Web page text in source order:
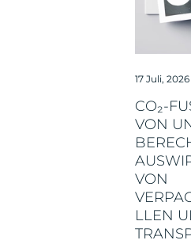
17 Juli, 2026
CO₂-
ON
ON V
LEN